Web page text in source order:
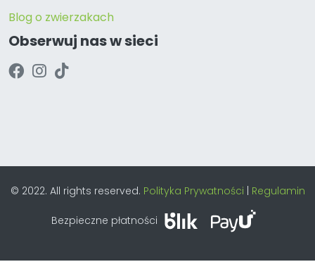
Blog o zwierzakach
Obserwuj nas w sieci
© 2022. All rights reserved. Polityka Prywatności | Regulamin
Bezpieczne płatności